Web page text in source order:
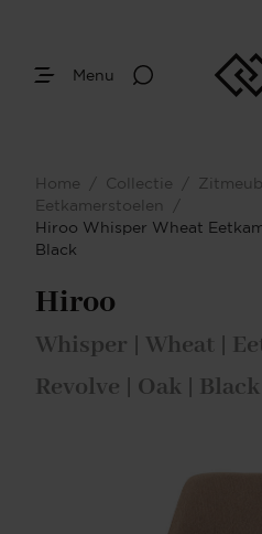
Menu
Home / Collectie /
Eetkamerstoelen
/
Hiroo Whisper Wheat
Black
Hiroo
Whisper | Wheat |
Revolve | Oak | Black